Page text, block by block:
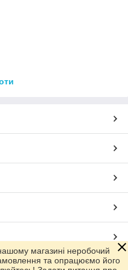
Prom.ua
магазині неробочий
та опрацюємо його